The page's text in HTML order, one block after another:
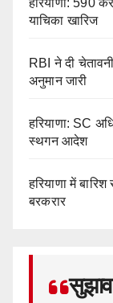
याचिका खारिज
RBI ने दी
अनुमान जारी
हरियाणा: SC
स्थगन आदेश
हरियाणा में
बरकरार